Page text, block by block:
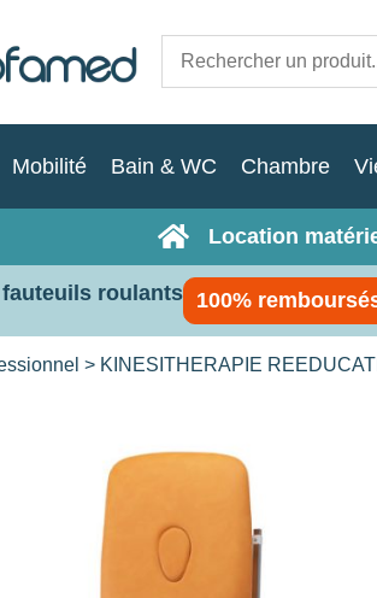
Mobilité Bain & WC Chambre
Location
roulants 100%
> KINESITHERAPIE